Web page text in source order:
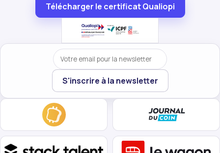
Télécharger le certificat Qualiopi
Votre email
S'inscrire à la newsletter